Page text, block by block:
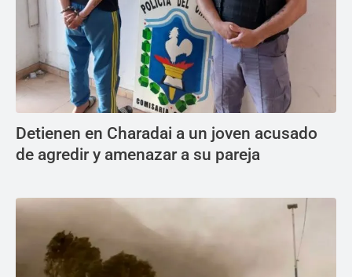
Detienen en Charadai a un joven acusado
de agredir y amenazar a su pareja